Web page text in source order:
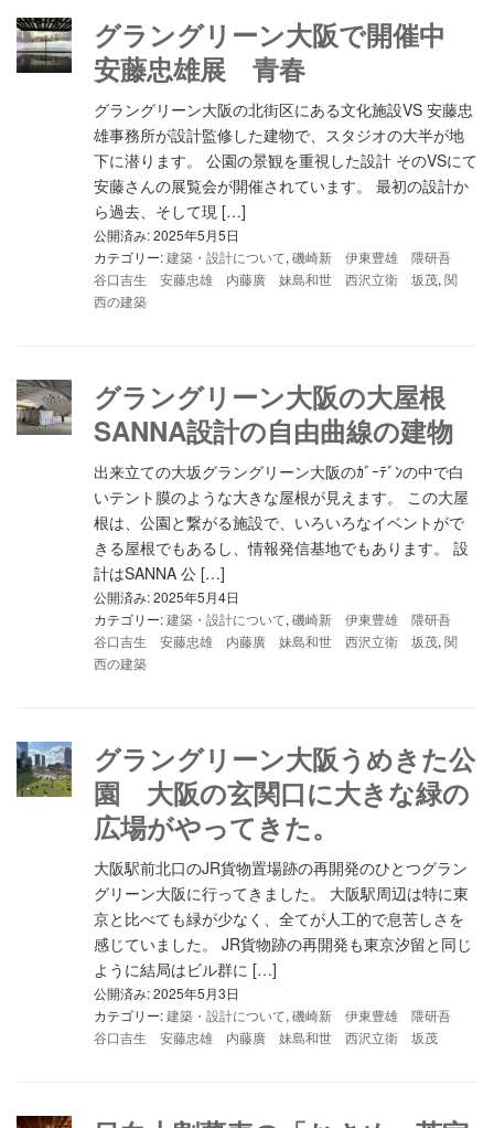
グラングリーン大阪で開催中
安藤忠雄展 青春
グラングリーン大阪の北街区にある文化施設VS 安藤忠
雄事務所が設計監修した建物で、スタジオの大半が地
下に潜ります。 公園の景観を重視した設計 そのVSにて
安藤さんの展覧会が開催されています。 最初の設計か
ら過去、そして現 […]
公開済み: 2025年5月5日
カテゴリー:建築・設計について, 磯崎新 伊東豊雄 隈研吾
谷口吉生 安藤忠雄 内藤廣 妹島和世 西沢立衛 坂茂, 関
西の建築
グラングリーン大阪の大屋根
SANNA設計の自由曲線の建物
出来立ての大坂グラングリーン大阪のｶﾞｰﾃﾞﾝの中で白
いテント膜のような大きな屋根が見えます。 この大屋
根は、公園と繋がる施設で、いろいろなイベントがで
きる屋根でもあるし、情報発信基地でもあります。 設
計はSANNA 公 […]
公開済み: 2025年5月4日
カテゴリー:建築・設計について, 磯崎新 伊東豊雄 隈研吾
谷口吉生 安藤忠雄 内藤廣 妹島和世 西沢立衛 坂茂, 関
西の建築
グラングリーン大阪うめきた公
園 大阪の玄関口に大きな緑の
広場がやってきた。
大阪駅前北口のJR貨物置場跡の再開発のひとつグラン
グリーン大阪に行ってきました。 大阪駅周辺は特に東
京と比べても緑が少なく、全てが人工的で息苦しさを
感じていました。 JR貨物跡の再開発も東京汐留と同じ
ように結局はビル群に […]
公開済み: 2025年5月3日
カテゴリー:建築・設計について, 磯崎新 伊東豊雄 隈研吾
谷口吉生 安藤忠雄 内藤廣 妹島和世 西沢立衛 坂茂